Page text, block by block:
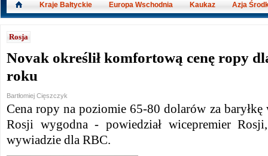
Rosja
Novak określił komfortową cenę ropy
roku
Bartłomiej Cięszczyk
Cena ropy na poziomie 65-80 dolarów za
Rosji wygodna - powiedział wicepremier
wywiadzie dla RBC.
Kraje Bałtyckie Europa Wschodnia Kaukaz Azja